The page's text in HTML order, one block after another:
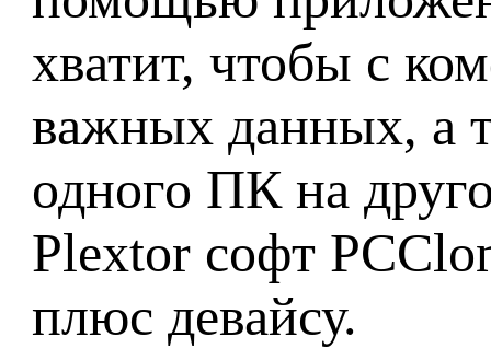
хватит, чтобы с
важных данных, а
одного ПК на
Plextor софт
плюс девайсу.